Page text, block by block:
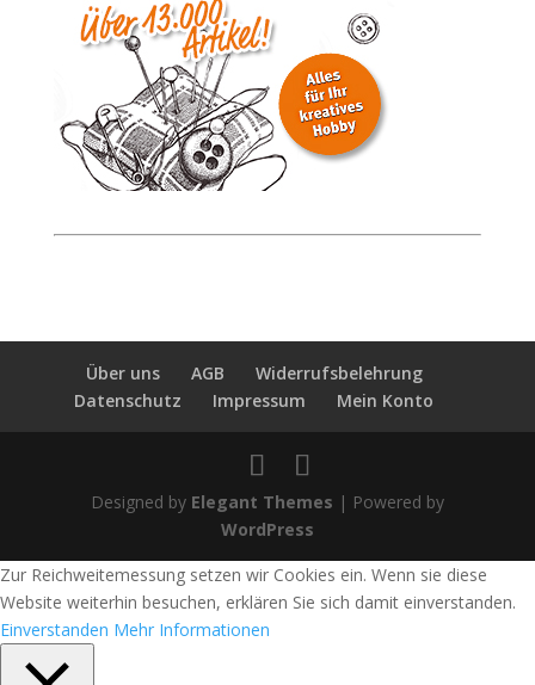
Über uns AGB
Widerrufsbelehrung
Datenschutz
Impressum Mein Konto
Designed by Elegant Themes | Powered by
WordPress
Zur Reichweitemessung setzen wir Cookies ein. Wenn sie diese
Website weiterhin besuchen, erklären Sie sich damit einverstanden.
Einverstanden Mehr Informationen